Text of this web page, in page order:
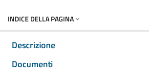
INDICE DELLA PAGINA
Descrizione
Documenti